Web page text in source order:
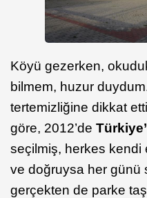
Köyü gezerken,
bilmem, huzur
tertemizliğine dikkat
göre, 2012’de
seçilmiş, herkes kendi
ve doğruysa her günü
gerçekten de parke